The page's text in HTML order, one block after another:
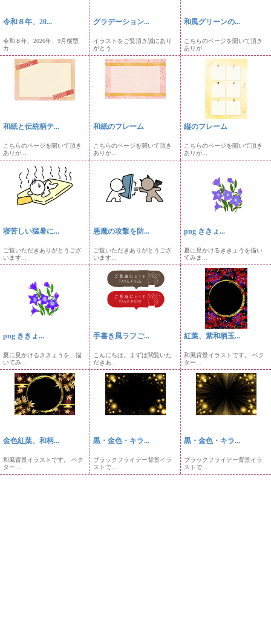
令和８年、20...
令和８年、2026年、9月横型
カ...
グラデーション...
イラストをご覧頂き誠にあり
がとう...
和風グリーンの...
こちらのページを開いて頂き
ありが...
和紙と伝統柄テ...
こちらのページを開いて頂き
ありが...
和紙のフレーム
こちらのページを開いて頂き
ありが...
縦のフレーム
こちらのページを開いて頂き
ありが...
寝苦しい猛暑に...
ご覧いただきありがとうござ
います...
悪魔の攻撃を防...
ご覧いただきありがとうござ
います...
png ききょ...
夏に見かけるききょうを描い
てみま...
png ききょ...
夏に見かけるききょうを、描
いてみ...
手書き風ラフご...
こんにちは。まずは閲覧いた
だきあ...
紅葉、紫和柄玉...
和風背景イラストです。 ベク
ター...
金色紅葉、和柄...
和風背景イラストです。 ベク
ター...
黒・金色・キラ...
ブラックフライデー背景イラ
ストで...
黒・金色・キラ...
ブラックフライデー背景イラ
ストで...